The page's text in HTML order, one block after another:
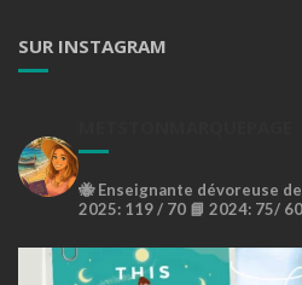
SUR INSTAGRAM
🐝Enseignante dévoreuse de
2025: 119 / 70 📘 2024: 75/